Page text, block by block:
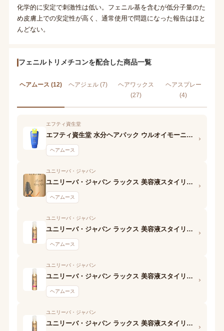
化学的に安定で刺激性は低い。フェニル基を含むが低分子量のた
め皮膚上での安定性が高く、通常使用で問題になった報告はほと
んどない。
フェニルトリメチコンを配合した商品一覧
ヘアムース (12) ヘアジェル (7)
ヘアワックス
(27)
ヘアスプレー
(4)
エフティ資生堂
エフティ資生堂 水分ヘアパック ウルオイモーニングムース
ヘアムース
›
ユニリーバ・ジャパン
ユニリーバ・ジャパン ラックス 美容液スタイリング ゆるやかウェーブ フォーム
ヘアムース
›
ユニリーバ・ジャパン
ユニリーバ・ジャパン ラックス 美容液スタイリング メリハリウェーブ フォーム
ヘアムース
›
ユニリーバ・ジャパン
ユニリーバ・ジャパン ラックス 美容液スタイリング スーパーハード&キープ フォーム
ヘアムース
›
ユニリーバ・ジャパン
ユニリーバ・ジャパン ラックス 美容液スタイリング アクティブウェーブフォーム ›